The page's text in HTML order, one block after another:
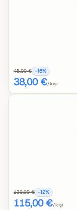
45,00 € −16%
38,00 €/kişi
130,00 € −12%
115,00 €/kişi